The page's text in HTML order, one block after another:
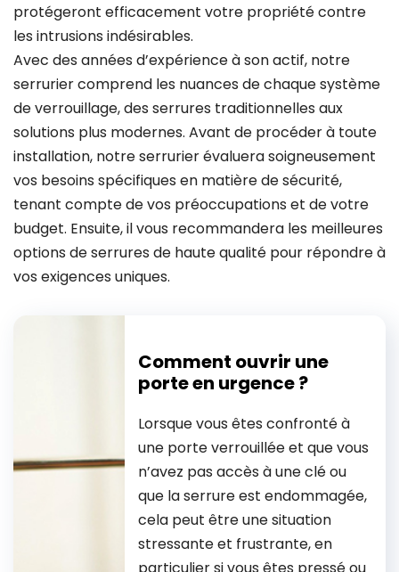
protégeront efficacement votre propriété contre
les intrusions indésirables.
Avec des années d’expérience à son actif, notre
serrurier comprend les nuances de chaque système
de verrouillage, des serrures traditionnelles aux
solutions plus modernes. Avant de procéder à toute
installation, notre serrurier évaluera soigneusement
vos besoins spécifiques en matière de sécurité,
tenant compte de vos préoccupations et de votre
budget. Ensuite, il vous recommandera les meilleures
options de serrures de haute qualité pour répondre à
vos exigences uniques.
Comment ouvrir une
porte en urgence ?
Lorsque vous êtes confronté à
une porte verrouillée et que vous
n’avez pas accès à une clé ou
que la serrure est endommagée,
cela peut être une situation
stressante et frustrante, en